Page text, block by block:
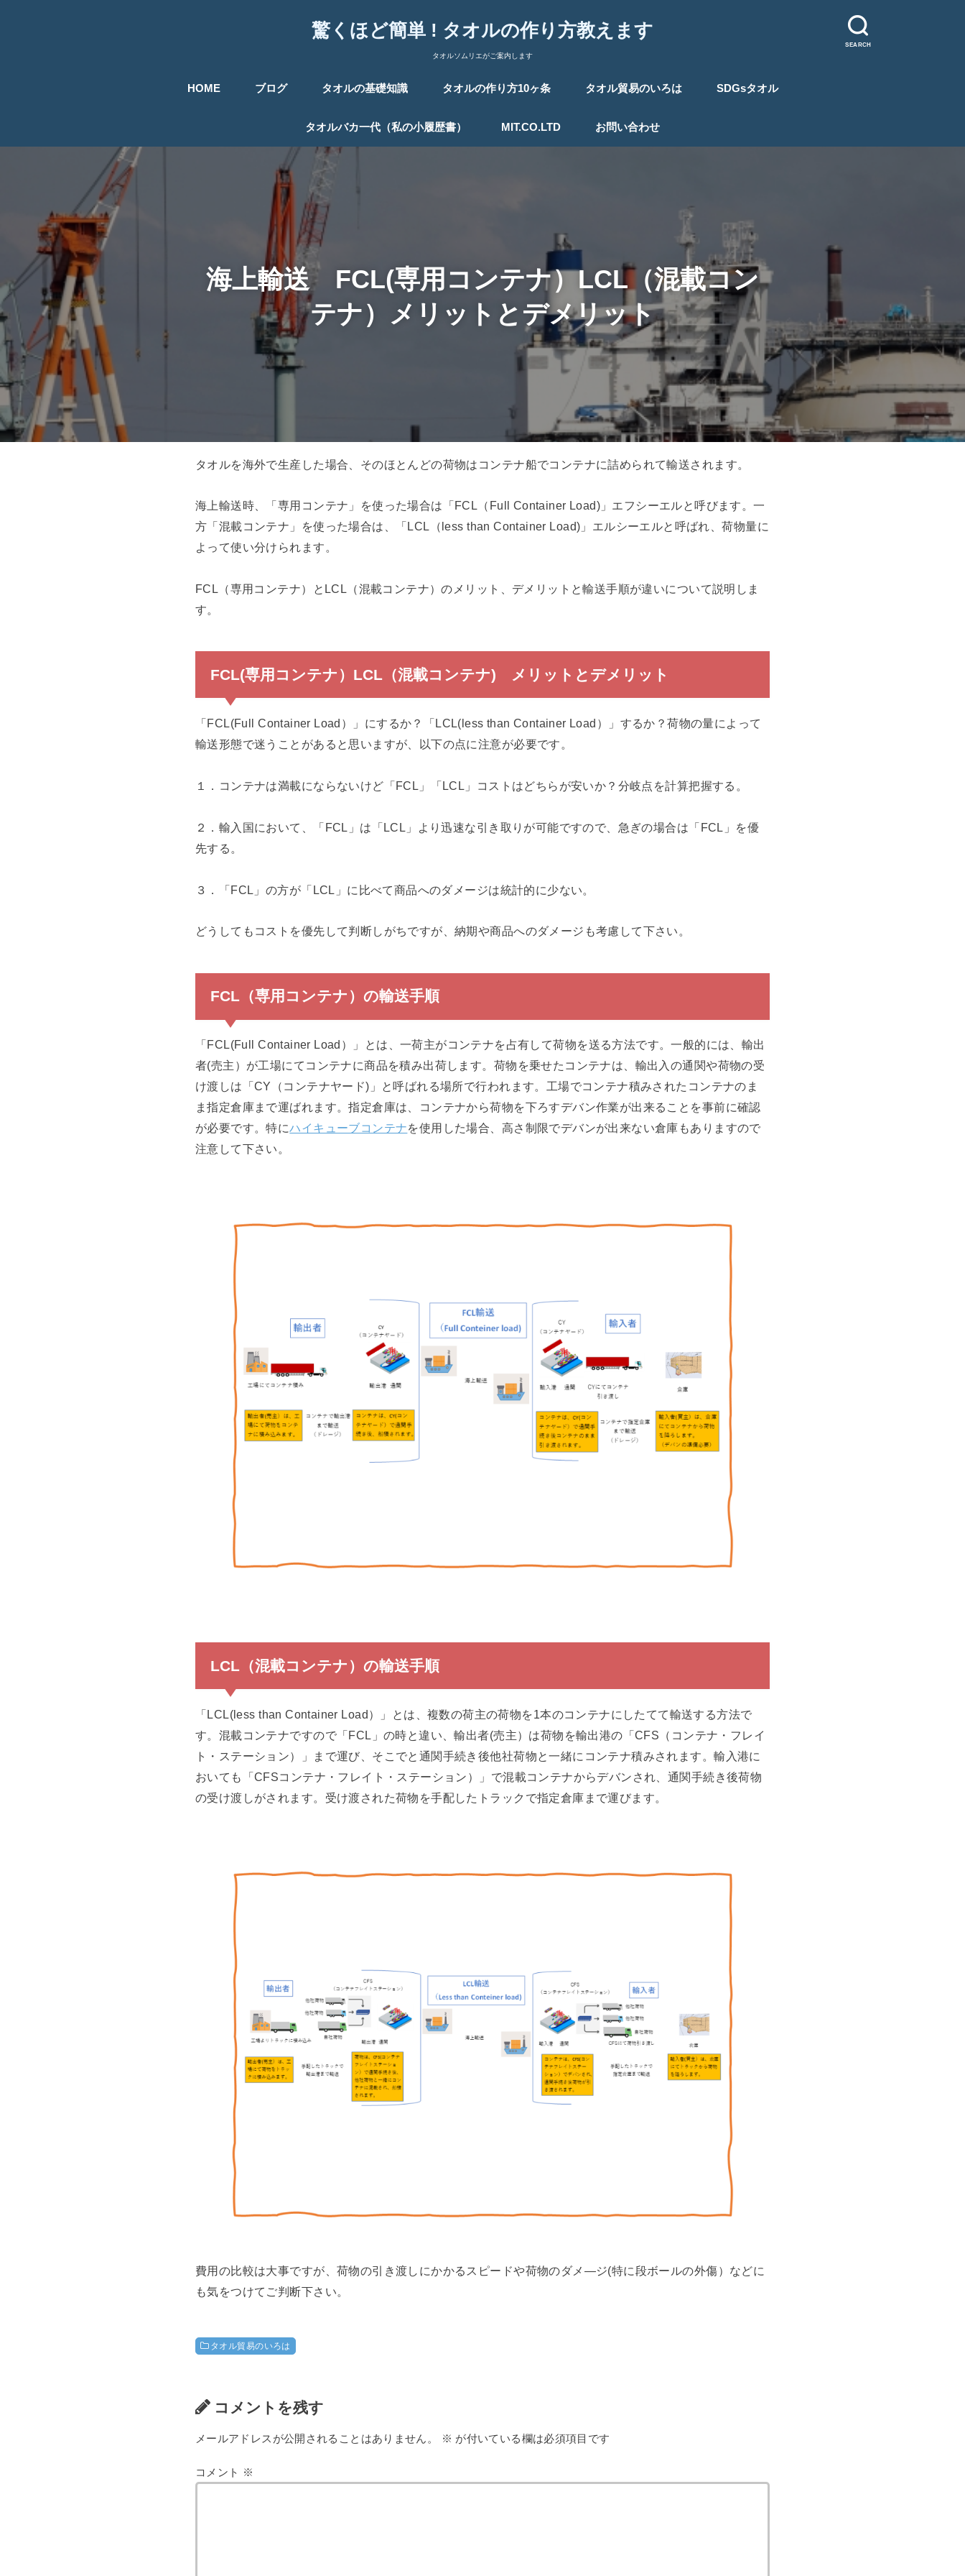
SEARCH
驚くほど簡単 ! タオルの作り方教えます
タオルソムリエがご案内します
HOME ブログ タオルの基礎知識 タオルの作り方10ヶ条 タオル貿易のいろは SDGsタオル
タオルバカ一代（私の小履歴書） MIT.CO.LTD お問い合わせ
海上輸送 FCL(専用コンテナ）LCL（混載コン
テナ）メリットとデメリット
タオルを海外で生産した場合、そのほとんどの荷物はコンテナ船でコンテナに詰められて輸送されます。
海上輸送時、「専用コンテナ」を使った場合は「FCL（Full Container Load)」エフシーエルと呼びます。一
方「混載コンテナ」を使った場合は、「LCL（less than Container Load)」エルシーエルと呼ばれ、荷物量に
よって使い分けられます。
FCL（専用コンテナ）とLCL（混載コンテナ）のメリット、デメリットと輸送手順が違いについて説明しま
す。
FCL(専用コンテナ）LCL（混載コンテナ) メリットとデメリット
「FCL(Full Container Load）」にするか？「LCL(less than Container Load）」するか？荷物の量によって
輸送形態で迷うことがあると思いますが、以下の点に注意が必要です。
１．コンテナは満載にならないけど「FCL」「LCL」コストはどちらが安いか？分岐点を計算把握する。
２．輸入国において、「FCL」は「LCL」より迅速な引き取りが可能ですので、急ぎの場合は「FCL」を優
先する。
３．「FCL」の方が「LCL」に比べて商品へのダメージは統計的に少ない。
どうしてもコストを優先して判断しがちですが、納期や商品へのダメージも考慮して下さい。
FCL（専用コンテナ）の輸送手順
「FCL(Full Container Load）」とは、一荷主がコンテナを占有して荷物を送る方法です。一般的には、輸出
者(売主）が工場にてコンテナに商品を積み出荷します。荷物を乗せたコンテナは、輸出入の通関や荷物の受
け渡しは「CY（コンテナヤード)」と呼ばれる場所で行われます。工場でコンテナ積みされたコンテナのま
ま指定倉庫まで運ばれます。指定倉庫は、コンテナから荷物を下ろすデバン作業が出来ることを事前に確認
が必要です。特にハイキューブコンテナを使用した場合、高さ制限でデバンが出来ない倉庫もありますので
注意して下さい。
LCL（混載コンテナ）の輸送手順
「LCL(less than Container Load）」とは、複数の荷主の荷物を1本のコンテナにしたてて輸送する方法で
す。混載コンテナですので「FCL」の時と違い、輸出者(売主）は荷物を輸出港の「CFS（コンテナ・フレイ
ト・ステーション）」まで運び、そこでと通関手続き後他社荷物と一緒にコンテナ積みされます。輸入港に
おいても「CFSコンテナ・フレイト・ステーション）」で混載コンテナからデバンされ、通関手続き後荷物
の受け渡しがされます。受け渡された荷物を手配したトラックで指定倉庫まで運びます。
費用の比較は大事ですが、荷物の引き渡しにかかるスピードや荷物のダメ―ジ(特に段ボールの外傷）などに
も気をつけてご判断下さい。
タオル貿易のいろは
コメントを残す
メールアドレスが公開されることはありません。 ※ が付いている欄は必須項目です
コメント ※